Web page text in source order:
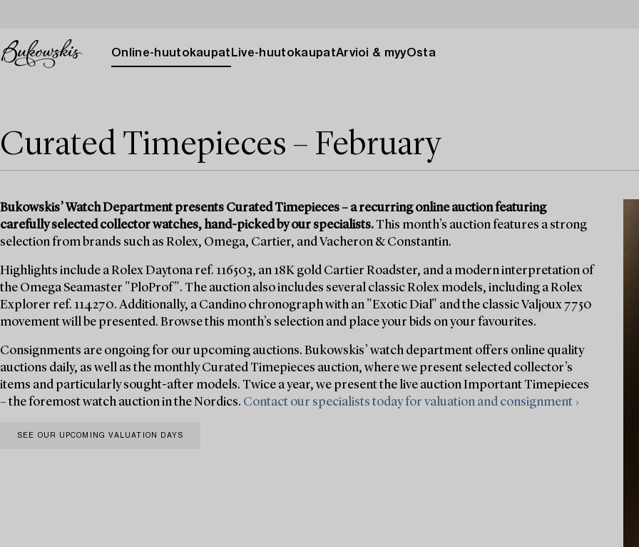
Online-huutokaupat Live-huutokaupatArvioi & myyOsta
Curated Timepieces – February
Bukowskis’ Watch Department presents Curated Timepieces – a recurring online auction featuring
carefully selected collector watches, hand-picked by our specialists. This month’s auction features a strong
selection from brands such as Rolex, Omega, Cartier, and Vacheron & Constantin.
Highlights include a Rolex Daytona ref. 116503, an 18K gold Cartier Roadster, and a modern interpretation of
the Omega Seamaster "PloProf". The auction also includes several classic Rolex models, including a Rolex
Explorer ref. 114270. Additionally, a Candino chronograph with an "Exotic Dial" and the classic Valjoux 7750
movement will be presented. Browse this month’s selection and place your bids on your favourites.
Consignments are ongoing for our upcoming auctions. Bukowskis’ watch department offers online quality
auctions daily, as well as the monthly Curated Timepieces auction, where we present selected collector’s
items and particularly sought-after models. Twice a year, we present the live auction Important Timepieces
– the foremost watch auction in the Nordics. Contact our specialists today for valuation and consignment ›
SEE OUR UPCOMING VALUATION DAYS